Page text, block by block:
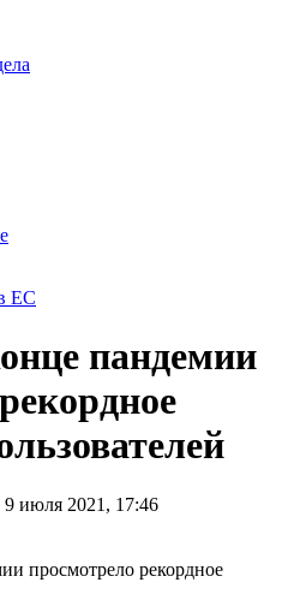
ЕС
пандемии
июля 2021, 17:46